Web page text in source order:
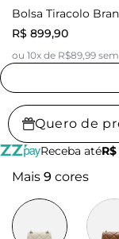
Bolsa Tiracolo
R$ 899,90
ou 10x de R$89,99
Quero de
Receba atéR$
Mais 9 cores